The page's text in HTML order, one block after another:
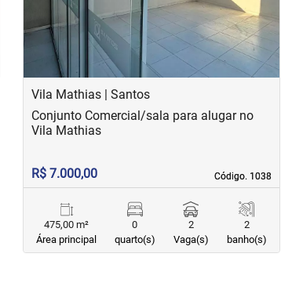
Vila Mathias | Santos
Código. 1038
Código. 1038
Conjunto Comercial/sala para alugar no
Vila Mathias
R$ 7.000,00
475,00 m²
Área principal
0
quarto(s)
2
Vaga(s)
2
banho(s)